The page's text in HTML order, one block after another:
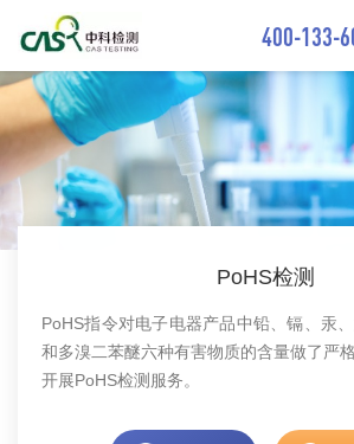
400-133-
PoHS检测
PoHS指令对电子电器产品中铅、镉、汞
和多溴二苯醚六种有害物质的含量做了严
开展PoHS检测服务。